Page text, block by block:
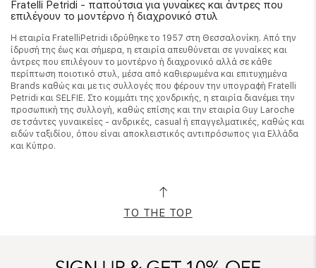
Fratelli Petridi - παπούτσια για γυναίκες και άντρες που
επιλέγουν το μοντέρνο ή διαχρονικό στυλ
Η εταιρία FratelliPetridi ιδρύθηκε το 1957 στη Θεσσαλονίκη. Από την
ίδρυσή της έως και σήμερα, η εταιρία απευθύνεται σε γυναίκες και
άντρες που επιλέγουν το μοντέρνο ή διαχρονικό αλλά σε κάθε
περίπτωση ποιοτικό στυλ, μέσα από καθιερωμένα και επιτυχημένα
Brands καθώς και με τις συλλογές που φέρουν την υπογραφή Fratelli
Petridi και SELFIE. Στο κομμάτι της χονδρικής, η εταιρία διανέμει την
προσωπική της συλλογή, καθώς επίσης και την εταιρία Guy Laroche
σε τσάντες γυναικείες - ανδρικές, casual ή επαγγελματικές, καθώς και
ειδών ταξιδίου, όπου είναι αποκλειστικός αντιπρόσωπος για Ελλάδα
και Κύπρο.
TO THE TOP